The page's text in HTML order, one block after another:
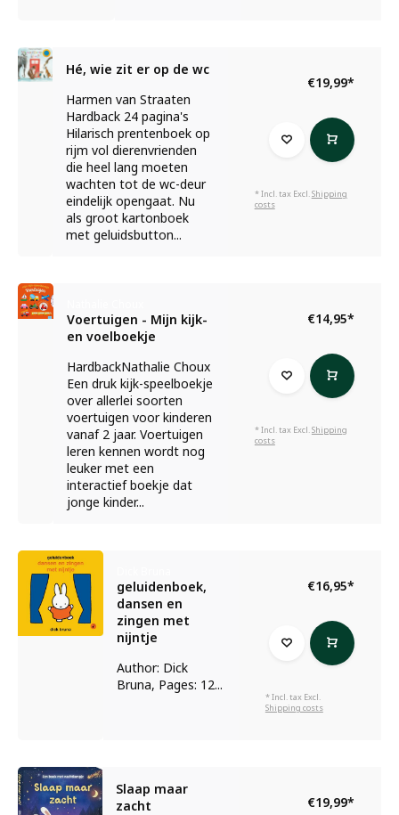
Hé, wie zit er op de wc
Harmen van Straaten
Hardback 24 pagina's
Hilarisch prentenboek op
rijm vol dierenvrienden
die heel lang moeten
wachten tot de wc-deur
eindelijk opengaat. Nu
als groot kartonboek
met geluidsbutton...
€19,99*
* Incl. tax Excl.Shipping
costs
Voertuigen - Mijn kijk-
en voelboekje
HardbackNathalie Choux
Een druk kijk-speelboekje
over allerlei soorten
voertuigen voor kinderen
vanaf 2 jaar. Voertuigen
leren kennen wordt nog
leuker met een
interactief boekje dat
jonge kinder...
€14,95*
* Incl. tax Excl.Shipping
costs
geluidenboek,
dansen en
zingen met
nijntje
Author: Dick
Bruna, Pages: 12...
€16,95*
* Incl. tax Excl.
Shipping costs
Slaap maar
zacht
€19,99*